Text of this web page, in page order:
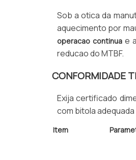
Sob a otica da
aquecimento por
operacao continua e
reducao do MTBF.
CONFORMIDADE
Exija certificado
com bitola
Item